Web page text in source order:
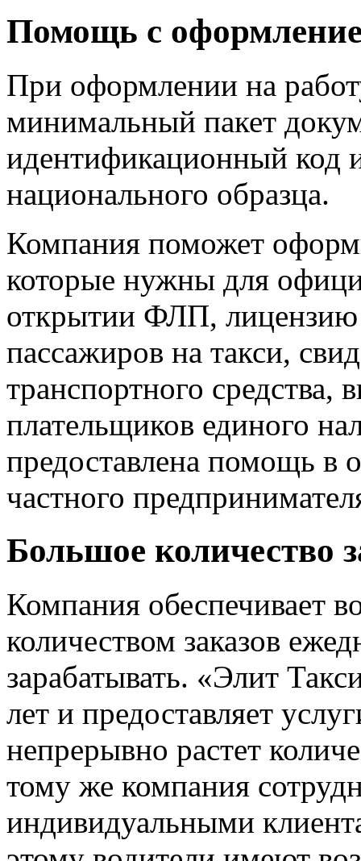
Помощь с
При оформлении на
минимальный пакет
идентификационный код
национального образца.
Компания поможет
которые нужны для
открытии ФЛП, лицензию
пассажиров на такси,
транспортного средства,
плательщиков единого
предоставлена помощь в
частного
Большое количество
Компания обеспечивает
количеством заказов
зарабатывать. «Элит
лет и предоставляет
непрерывно растет
тому же компания
индивидуальными